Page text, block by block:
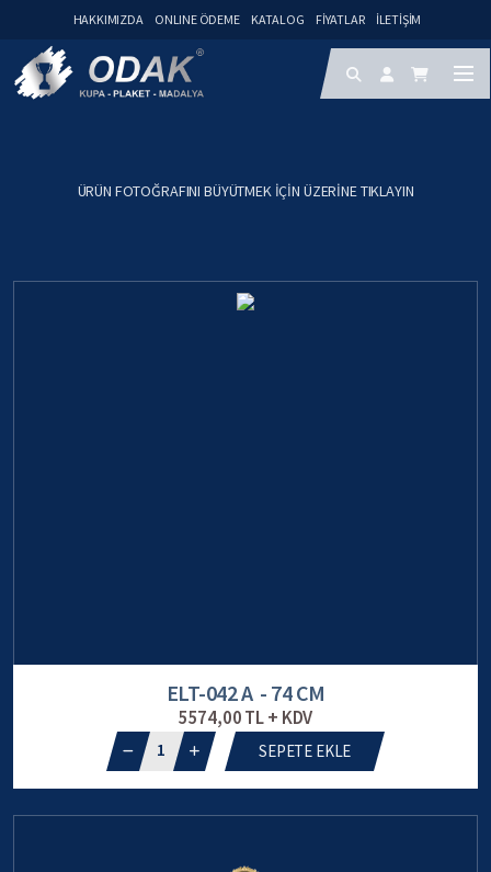
HAKKIMIZDA ONLINE ÖDEME KATALOG FIYATLAR İLETIŞIM
ÜRÜN FOTOĞRAFINI BÜYÜTMEK IÇIN ÜZERINE TIKLAYIN
ELT-042 A - 74 CM
5574,00 TL + KDV
1 SEPETE EKLE